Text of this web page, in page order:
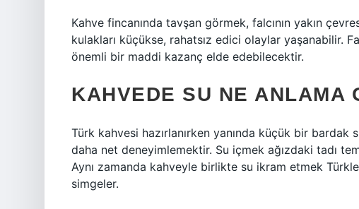
Kahve fincanında tavşan görmek, falcının yakın
kulakları küçükse, rahatsız edici olaylar yaşanabilir.
önemli bir maddi kazanç elde edebilecektir.
KAHVEDE SU NE ANLAMA
Türk kahvesi hazırlanırken yanında küçük bir bardak
daha net deneyimlemektir. Su içmek ağızdaki tadı
Aynı zamanda kahveyle birlikte su ikram etmek
simgeler.